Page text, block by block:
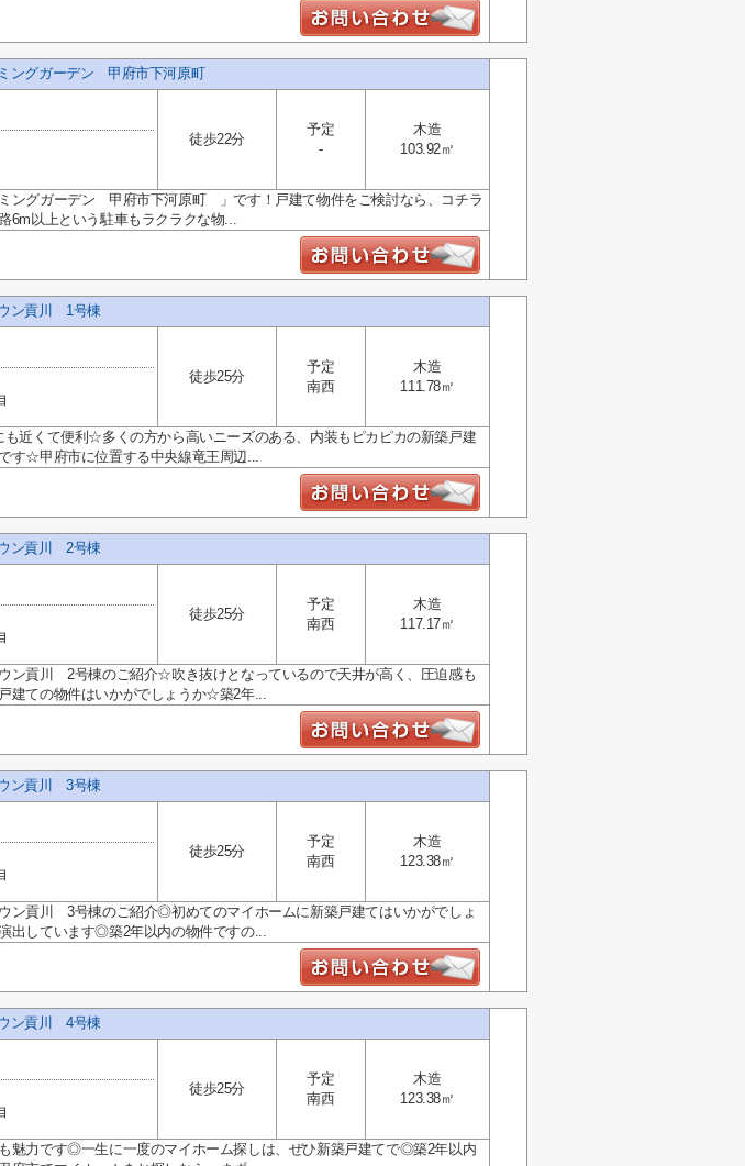
ングガーデン 甲府市下河原町
徒歩22分
予定
-
木造
103.92㎡
ングガーデン 甲府市下河原町 」です！戸建て物件をご検討なら、コチラ
6m以上という駐車もラクラクな物...
ン貢川 1号棟
徒歩25分
予定
南西
木造
111.78㎡
近くて便利☆多くの方から高いニーズのある、内装もピカピカの新築戸建
す☆甲府市に位置する中央線竜王周辺...
ン貢川 2号棟
徒歩25分
予定
南西
木造
117.17㎡
ン貢川 2号棟のご紹介☆吹き抜けとなっているので天井が高く、圧迫感も
建ての物件はいかがでしょうか☆築2年...
ン貢川 3号棟
徒歩25分
予定
南西
木造
123.38㎡
ン貢川 3号棟のご紹介◎初めてのマイホームに新築戸建てはいかがでしょ
出しています◎築2年以内の物件ですの...
ン貢川 4号棟
徒歩25分
予定
南西
木造
123.38㎡
魅力です◎一生に一度のマイホーム探しは、ぜひ新築戸建てで◎築2年以内